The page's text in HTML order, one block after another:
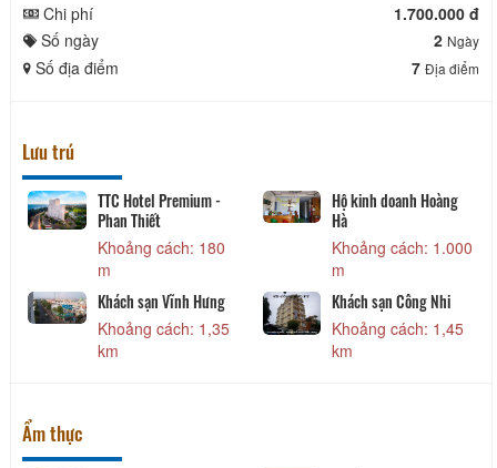
Chi phí
1.700.000 đ
Số ngày
2 Ngày
Số địa điểm 7 Địa điểm
Lưu trú
Hộ kinh doanh Hoàng
Hà
Khoảng cách: 1.000
Khách sạn Công Nhi
Khoảng cách: 1,45
Khách Sạn Phú Gia
Khoảng cách: 1,45
Khách sạn Lâm Kiều
Khoảng cách: 1,90
km
Ẩm thực